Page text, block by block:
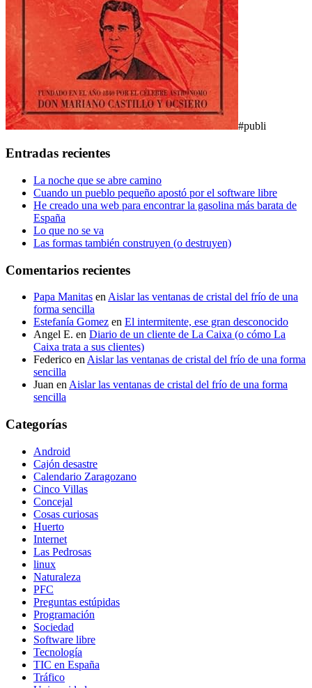
#publi
Entradas recientes
La noche que se abre camino
Cuando un pueblo pequeño apostó por el software libre
He creado una web para encontrar la gasolina más barata de
España
Lo que no se va
Las formas también construyen (o destruyen)
Comentarios recientes
Papa Manitas en Aislar las ventanas de cristal del frío de una
forma sencilla
Estefanía Gomez en El intermitente, ese gran desconocido
Angel E. en Diario de un cliente de La Caixa (o cómo La
Caixa trata a sus clientes)
Federico en Aislar las ventanas de cristal del frío de una forma
sencilla
Juan en Aislar las ventanas de cristal del frío de una forma
sencilla
Categorías
Android
Cajón desastre
Calendario Zaragozano
Cinco Villas
Concejal
Cosas curiosas
Huerto
Internet
Las Pedrosas
linux
Naturaleza
PFC
Preguntas estúpidas
Programación
Sociedad
Software libre
Tecnología
TIC en España
Tráfico